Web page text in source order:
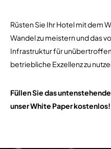
Rüsten Sie Ihr Hotel mit dem
Wandel zu meistern und das
Infrastruktur für
betriebliche Exzellenz zu
Füllen Sie das
unser White Paper kostenlos!